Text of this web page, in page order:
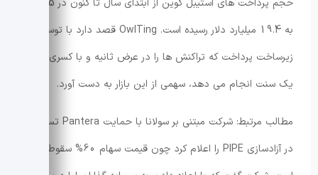
حجم پرداخت های استیبل کوین از ابتدای سال تا کنون در 2025
به 19.4 میلیارد دلار رسیده است. OwlTing قصد دارد با توسعه
زیرساخت پرداخت که تراکنش ها را در عرض ثانیه و با کسری از
یک سنت انجام می دهد، سهمی از این بازار به دست آورد.
مطالب مرتبط: شرکت مبتنی بر سولانا با حمایت Pantera تسریع
در آزادسازی PIPE را اعلام کرد چون قیمت سهام 60% سقوط کرده